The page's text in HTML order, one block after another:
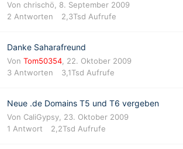
Von chrischö, 8. September 2009
2 Antworten 2,3Tsd Aufrufe
Danke Saharafreund
Von Tom50354, 22. Oktober 2009
3 Antworten 3,1Tsd Aufrufe
Neue .de Domains T5 und T6 vergeben
Von CaliGypsy, 23. Oktober 2009
1 Antwort 2,2Tsd Aufrufe